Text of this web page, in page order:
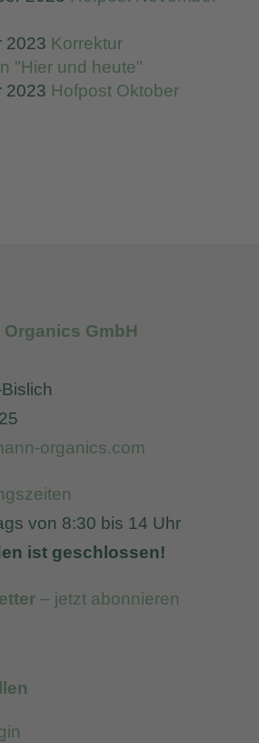
2023 Korrektur
"Hier und heute"
2023 Hofpost Oktober
GmbH
organics.com
von 8:30 bis 14 Uhr
ist geschlossen!
– jetzt abonnieren